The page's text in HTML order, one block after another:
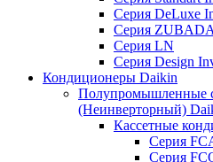
Серия DeLuxe
Серия
Серия LN
Серия Design
Кондиционеры Daikin
Полупромышленные
(Неинверторный)
Кассетные
Серия
Серия